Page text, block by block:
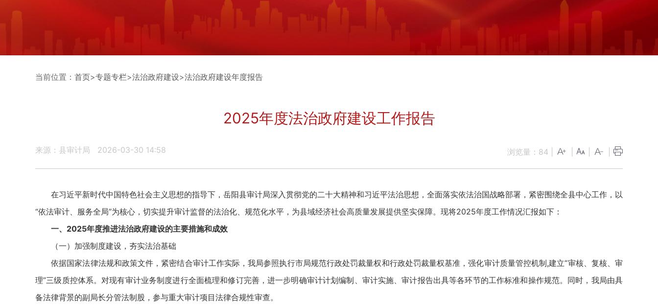
当前位置： 首页>专题专栏>法治政府建设>法治政府建设年度报告
2025年度法治政府建设工作报告
来源：县审计局 2026-03-30 14:58 浏览量： 84
在习近平新时代中国特色社会主义思想的指导下，岳阳县审计局深入贯彻党的二十大精神和习近平法治思想，全面落实依法治国战略部署，紧密围绕全县中心工作，以
“依法审计、服务全局”为核心，切实提升审计监督的法治化、规范化水平，为县域经济社会高质量发展提供坚实保障。现将2025年度工作情况汇报如下：
一、2025年度推进法治政府建设的主要措施和成效
（一）加强制度建设，夯实法治基础
依据国家法律法规和政策文件，紧密结合审计工作实际，我局参照执行市局规范行政处罚裁量权和行政处罚裁量权基准，强化审计质量管控机制,建立“审核、复核、审
理”三级质控体系。对现有审计业务制度进行全面梳理和修订完善，进一步明确审计计划编制、审计实施、审计报告出具等各环节的工作标准和操作规范。同时，我局由具
备法律背景的副局长分管法制股，参与重大审计项目法律合规性审查。